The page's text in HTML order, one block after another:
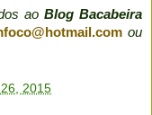
ao Blog Bacabeira
ou
2015